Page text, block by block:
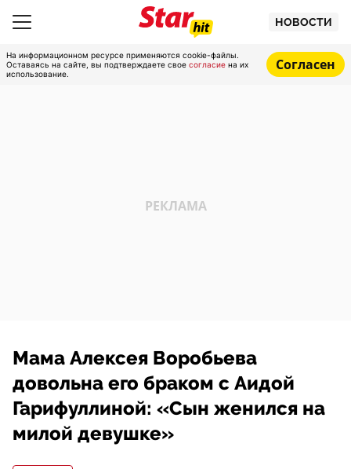
НОВОСТИ
На информационном ресурсе применяются cookie-файлы.
Оставаясь на сайте, вы подтверждаете свое согласие на их
использование.
Согласен
Мама Алексея Воробьева
довольна его браком с Аидой
Гарифуллиной: «Сын женился на
милой девушке»